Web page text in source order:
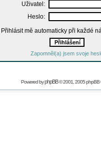
Uživatel:
Heslo:
Přihlásit mě automaticky při každé
Zapomněl(a) jsem svoje
Powered byphpBB© 2001, 2005 phpBB